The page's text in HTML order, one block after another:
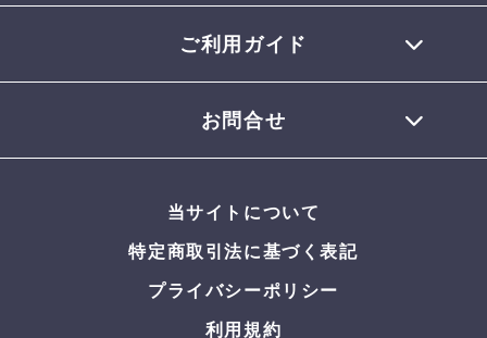
ご利用ガイド
お支払いについて
返品・交換について
よくある質問
お問合せ
当サイトについて
特定商取引法に基づく表記
プライバシーポリシー
利用規約